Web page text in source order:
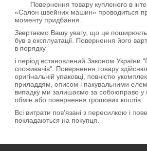
Повернення товару купленого в
«Салон швейних машин» проводиться
моменту придбання.
Звертаємо Вашу увагу, що це
був в експлуатації. Повернення його
в порядку
і період встановлений Законом України
споживачів". Повернення товару
оригінальній упаковці, повністю
приладдям, описом і пакувальними
випадку ми залишаємо за собоюправо у
обмін або повернення грошових коштів.
Всі витрати пов'язані з пересилкою і
покладаються на покупця.